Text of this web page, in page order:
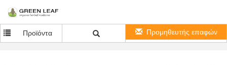
Προϊόντα Προμηθευτής επαφών